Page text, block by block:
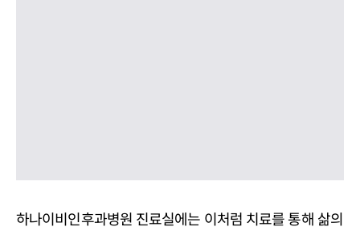
하나이비인후과병원 진료실에는 이처럼 치료를 통해 삶의